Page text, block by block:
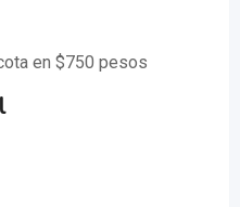
en $750 pesos